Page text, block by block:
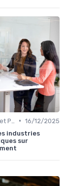
• 16/12/2025
industries
sur